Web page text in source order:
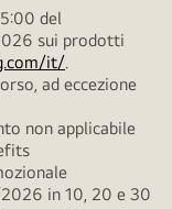
del
sui prodotti
it/.
ad eccezione
non applicabile
in 10, 20 e 30